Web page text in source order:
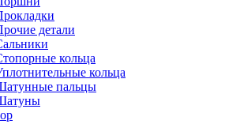
детали
кольца
кольца
пальцы